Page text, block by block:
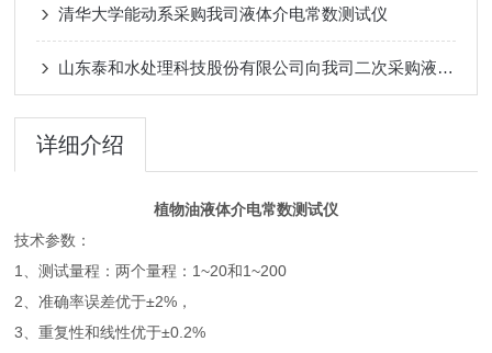
清华大学能动系采购我司液体介电常数测试仪
山东泰和水处理科技股份有限公司向我司二次采购液体介电常数测试仪
详细介绍
植物油液体介电常数测试仪
技术参数：
1、测试量程：两个量程：1~20和1~200
2、准确率误差优于±2%，
3、重复性和线性优于±0.2%